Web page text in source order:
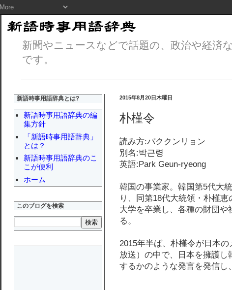
新聞やニュースなどで話題の、政治や経済
です。
2015年8月20日木曜日
朴槿令
読み方:パククンリョン
別名:박근령
英語:Park Geun-ryeong
韓国の事業家。韓国第5代大
り、同第18代大統領・朴槿
大学を卒業し、各種の財団や
る。
2015年半ば、朴槿令が日本
放送）の中で、日本を擁護し
するかのような発言を発信し
新語時事用語辞典とは?
新語時事用語辞典の編
集方針
「新語時事用語辞典」
とは？
新語時事用語辞典のこ
こが便利
ホーム
このブログを検索